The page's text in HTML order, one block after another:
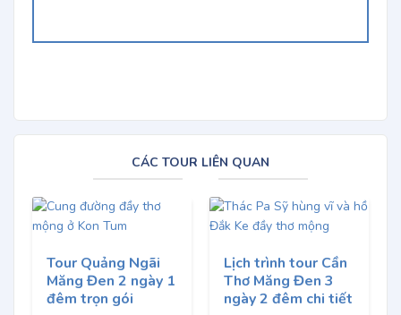
CÁC TOUR LIÊN QUAN
Tour Quảng Ngãi
Măng Đen 2 ngày 1
đêm trọn gói
Lịch trình tour Cần
Thơ Măng Đen 3
ngày 2 đêm chi tiết